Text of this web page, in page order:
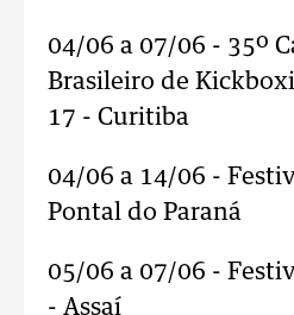
04/06 a 07/06 - 35º
Brasileiro de
17 - Curitiba
04/06 a 14/06 -
Pontal do Paraná
05/06 a 07/06 -
- Assaí